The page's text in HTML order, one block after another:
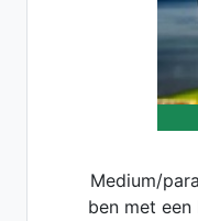
Medium/
ben met